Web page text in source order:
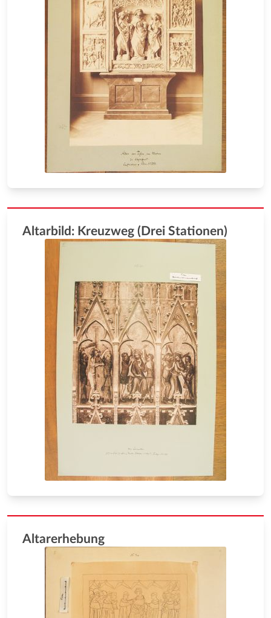
Altarbild: Kreuzweg (Drei Stationen)
Altarerhebung